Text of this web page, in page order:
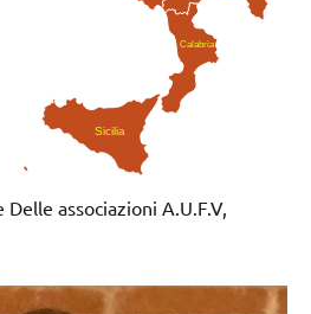
Calabria
Sicilia
associazioni A.U.F.V,